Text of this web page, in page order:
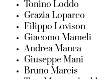
Tonino Loddo
Grazia Loparco
Filippo Lovison
Giacomo Mameli
Andrea Manca
Giuseppe Mani
Bruno Marcis